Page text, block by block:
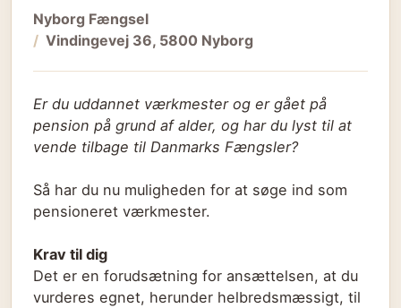
Nyborg Fængsel
Vindingevej 36, 5800 Nyborg
Er du uddannet værkmester og er gået på
pension på grund af alder, og har du lyst til at
vende tilbage til Danmarks Fængsler?
Så har du nu muligheden for at søge ind som
pensioneret værkmester.
Krav til dig
Det er en forudsætning for ansættelsen, at du
vurderes egnet, herunder helbredsmæssigt, til